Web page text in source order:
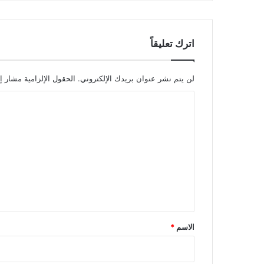
اترك تعليقاً
لن يتم نشر عنوان بريدك الإلكتروني. الحقول الإلزامية مشار
*
الاسم *